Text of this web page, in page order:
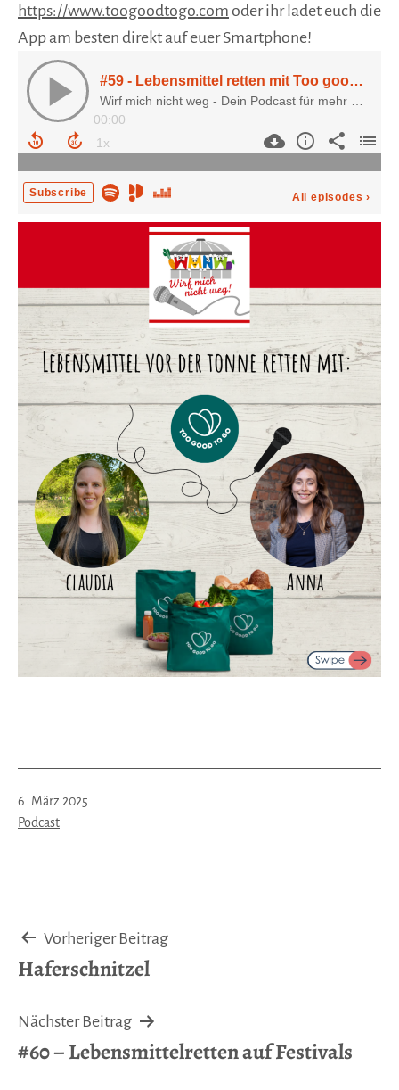
https://www.toogoodtogo.com oder ihr ladet euch die
App am besten direkt auf euer Smartphone!
Veröffentlicht
am
6. März 2025
Kategorisiert
Podcast
Beitragsnavigation
Vorheriger Beitrag
Haferschnitzel
Nächster Beitrag
#60 – Lebensmittelretten auf Festivals